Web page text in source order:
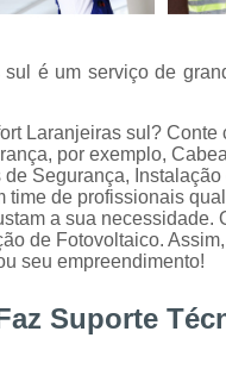
é um serviço de
Laranjeiras sul? Conte
por exemplo,
Segurança,
time de profissionais
a sua necessidade.
de Fotovoltaico.
seu empreendimento!
Suporte